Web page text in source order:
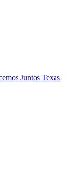
Juntos Texas